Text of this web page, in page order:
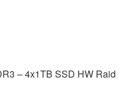
– 4x1TB SSD HW Raid